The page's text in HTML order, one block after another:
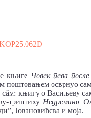
књиге Човек пева
поштовањем осврнуо
књигу о Васиљеву
триптиху Недремано
Јовановићева и моја.